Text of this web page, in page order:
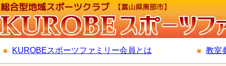
KUROBEスポーツファミリー会員とは 教室